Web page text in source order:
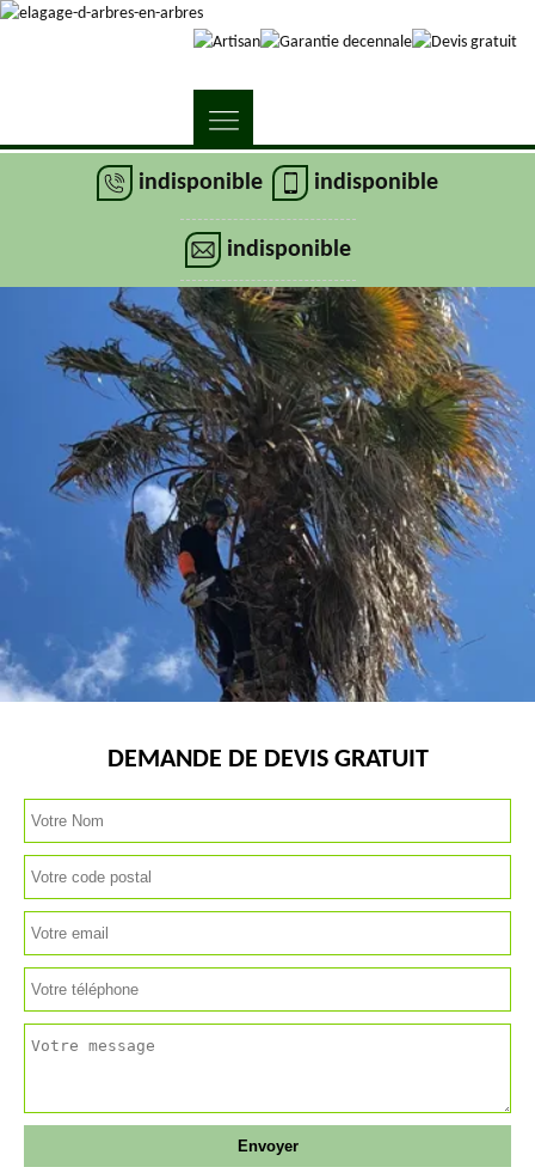
indisponible indisponible
indisponible
DEMANDE DE DEVIS GRATUIT